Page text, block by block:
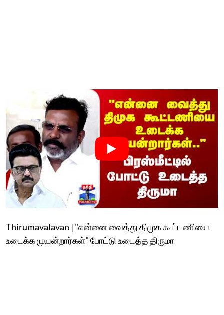
Thirumavalavan | "என்னை வைத்து திமுக கூட்டணியை
உடைக்க முயன்றார்கள்" போட்டு உடைத்த திருமா